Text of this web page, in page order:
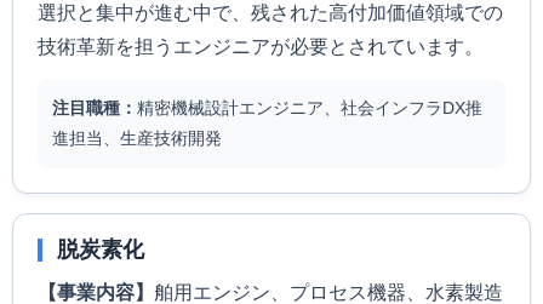
選択と集中が進む中で、残された高付加価値領域での
技術革新を担うエンジニアが必要とされています。
注目職種： 精密機械設計エンジニア、社会インフラDX推
進担当、生産技術開発
脱炭素化
【事業内容】 舶用エンジン、プロセス機器、水素製造